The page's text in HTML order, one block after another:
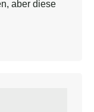
aber diese